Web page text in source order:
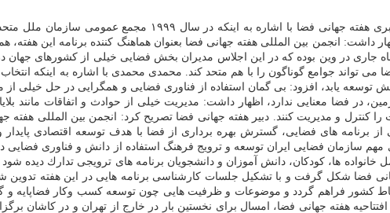
انجمن بین المللی هفته جهانی فضا بعنوان هماهنگ كننده برنامه این هفته،
جاری در وین بوده كه در این اجلاس مدیران بخش فضایی خیلی از كشورهای جهان
تواند جوامع گوناگون را با هم متحد كند. محمدی محمدی با اشاره به اینكه
توسعه یابد، افزود: بی گمان استفاده از فناوری فضایی و همگرایی در حل
در فضا معنایی ندارد، اظهار داشت: مدیریت خیلی از حوادث و اتفاقات
كنترل و مدیریت كنند. دبیر هفته جهانی فضا تصریح كرد: انجمن بین المللی هفته
برنامه های فضایی، گسترش بهره برداری از فضا با هدف توسعه اقتصادی
سازمان فضایی ایران توسعه و ترویج فرهنگ استفاده از دانش و فناوری
ها، كودكان، دانش آموزان و دانشجویان برنامه های ترویجی تدارك دیده
فضا شكل گرفت و با تشكیل جلسات كارشناسی برنامه هایی در این هفته تدوین شد.
كشور فراهم گردد و موضوعات و ظرفیت هایی چون توسعه كسب وكار فضاپایه و
است، اضافه كرد: برنامه افتتاحیه هفته جهانی فضا، امسال برای نخستین بار در خارج از تهران و